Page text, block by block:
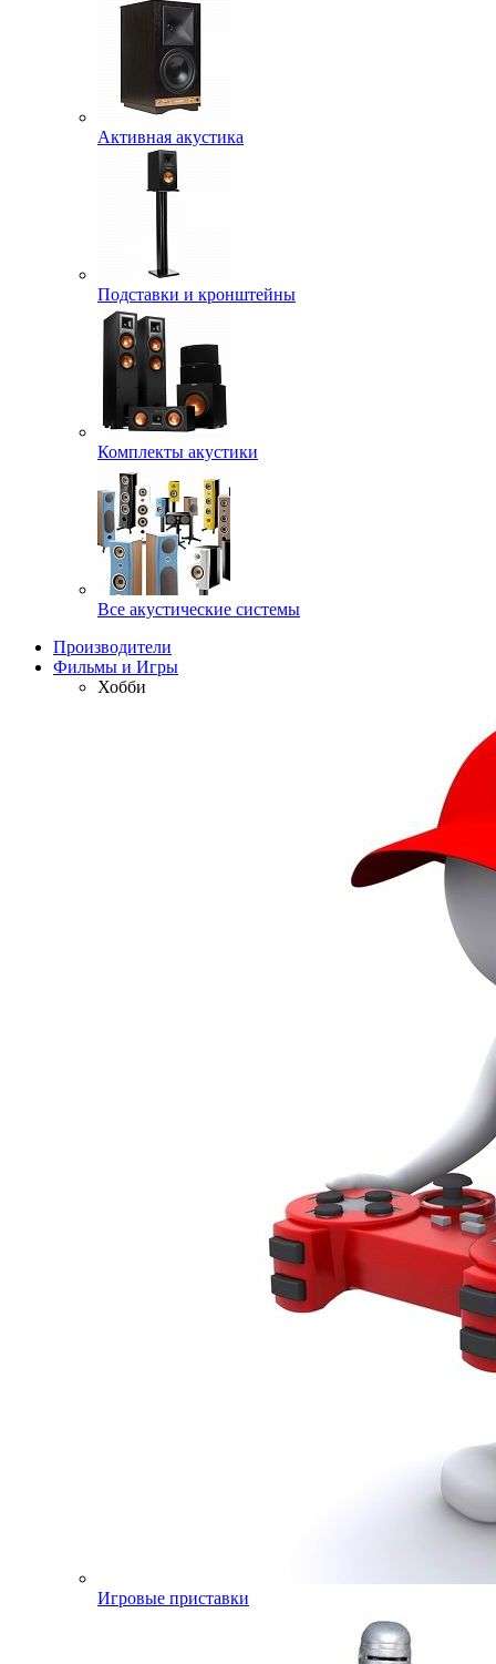
Активная акустика
Подставки и кронштейны
Комплекты акустики
Все акустические системы
Производители
Фильмы и Игры
Хобби
Игровые приставки